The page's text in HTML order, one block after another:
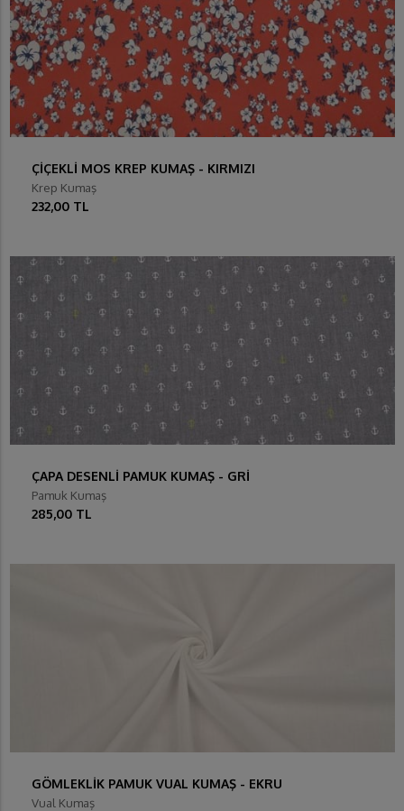
ÇİÇEKLİ MOS KREP KUMAŞ - KIRMIZI
Krep Kumaş
232,00 TL
ÇAPA DESENLİ PAMUK KUMAŞ - GRİ
Pamuk Kumaş
285,00 TL
GÖMLEKLİK PAMUK VUAL KUMAŞ - EKRU
Vual Kumaş